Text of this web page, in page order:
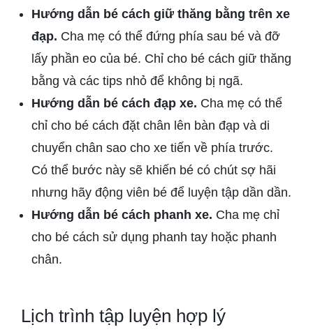
Hướng dẫn bé cách giữ thăng bằng trên xe
đạp. Cha mẹ có thể đứng phía sau bé và đỡ
lấy phần eo của bé. Chỉ cho bé cách giữ thăng
bằng và các tips nhỏ để không bị ngã.
Hướng dẫn bé cách đạp xe. Cha mẹ có thể
chỉ cho bé cách đặt chân lên bàn đạp và di
chuyển chân sao cho xe tiến về phía trước.
Có thể bước này sẽ khiến bé có chút sợ hãi
nhưng hãy động viên bé để luyện tập dần dần.
Hướng dẫn bé cách phanh xe. Cha mẹ chỉ
cho bé cách sử dụng phanh tay hoặc phanh
chân.
Lịch trình tập luyện hợp lý